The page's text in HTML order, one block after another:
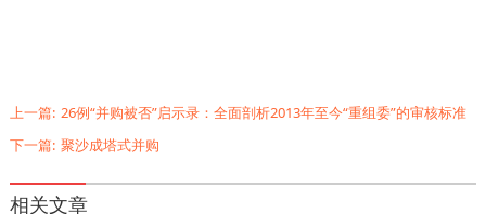
上一篇: 26例“并购被否”启示录：全面剖析2013年至今“重组委”的审核标准
下一篇: 聚沙成塔式并购
相关文章